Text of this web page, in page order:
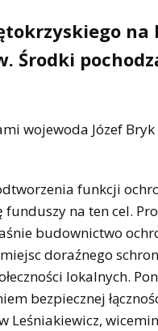
wojewoda Józef
funkcji
na ten cel.
budownictwo
doraźnego
lokalnych.
bezpiecznej
Leśniakiewicz,